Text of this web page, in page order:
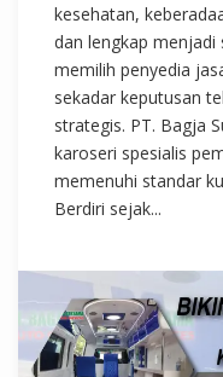
kesehatan,
dan lengkap menjadi
memilih penyedia
sekadar keputusan
strategis. PT. Bagja
karoseri spesialis
memenuhi standar
Berdiri sejak...